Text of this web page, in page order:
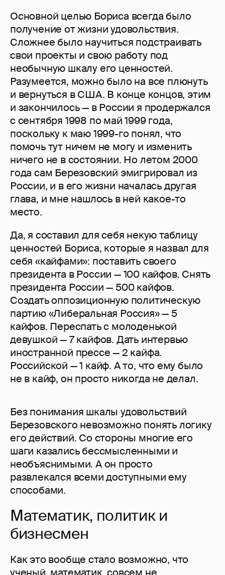
Основной целью Бориса всегда было
получение от жизни удовольствия.
Сложнее было научиться подстраивать
свои проекты и свою работу под
необычную шкалу его ценностей.
Разумеется, можно было на все плюнуть
и вернуться в США. В конце концов, этим
и закончилось — в России я продержался
с сентября 1998 по май 1999 года,
поскольку к маю 1999-го понял, что
помочь тут ничем не могу и изменить
ничего не в состоянии. Но летом 2000
года сам Березовский эмигрировал из
России, и в его жизни началась другая
глава, и мне нашлось в ней какое-то
место.
Да, я составил для себя некую таблицу
ценностей Бориса, которые я назвал для
себя «кайфами»: поставить своего
президента в России — 100 кайфов. Снять
президента России — 500 кайфов.
Создать оппозиционную политическую
партию «Либеральная Россия» — 5
кайфов. Переспать с молоденькой
девушкой — 7 кайфов. Дать интервью
иностранной прессе — 2 кайфа.
Российской — 1 кайф. А то, что ему было
не в кайф, он просто никогда не делал.
Без понимания шкалы удовольствий
Березовского невозможно понять логику
его действий. Со стороны многие его
шаги казались бессмысленными и
необъяснимыми. А он просто
развлекался всеми доступными ему
способами.
Математик, политик и
бизнесмен
Как это вообще стало возможно, что